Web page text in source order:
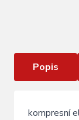
Popis
kompresní